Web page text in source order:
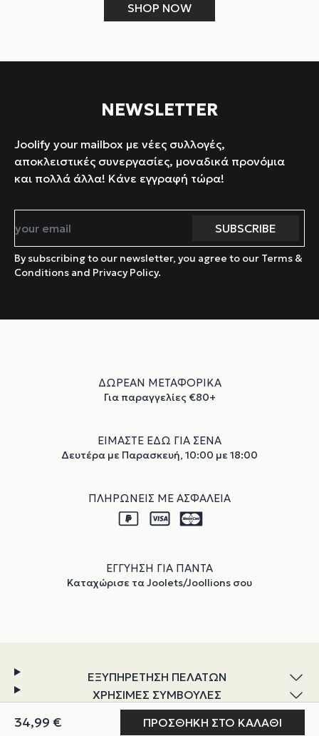
SHOP NOW
NEWSLETTER
Joolify your mailbox με νέες συλλογές,
αποκλειστικές συνεργασίες, μοναδικά προνόμια
και πολλά άλλα! Κάνε εγγραφή τώρα!
By subscribing to our newsletter, you agree to our Terms &
Conditions and Privacy Policy.
ΔΩΡΕΑΝ ΜΕΤΑΦΟΡΙΚΑ
Για παραγγελίες €80+
ΕΙΜΑΣΤΕ ΕΔΩ ΓΙΑ ΣΕΝΑ
Δευτέρα με Παρασκευή, 10:00 με 18:00
ΠΛΗΡΩΝΕΙΣ ΜΕ ΑΣΦΑΛΕΙΑ
ΕΓΓΥΗΣΗ ΓΙΑ ΠΑΝΤΑ
Καταχώρισε τα Joolets/Joollions σου
ΕΞΥΠΗΡΕΤΗΣΗ ΠΕΛΑΤΩΝ
ΧΡΗΣΙΜΕΣ ΣΥΜΒΟΥΛΕΣ
ΕΞΕΡΕΥΝΗΣΗ
Ο ΛΟΓΑΡΙΑΣΜΟΣ ΜΟΥ